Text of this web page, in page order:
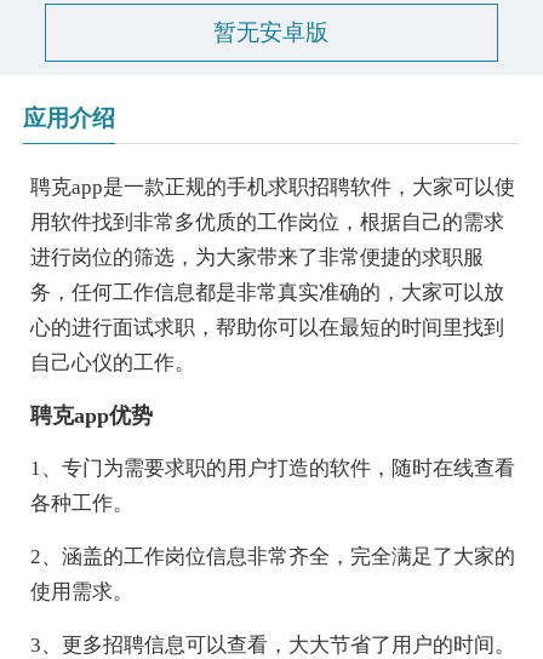
暂无安卓版
应用介绍
聘克app是一款正规的手机求职招聘软件，大家可以使
用软件找到非常多优质的工作岗位，根据自己的需求
进行岗位的筛选，为大家带来了非常便捷的求职服
务，任何工作信息都是非常真实准确的，大家可以放
心的进行面试求职，帮助你可以在最短的时间里找到
自己心仪的工作。
聘克app优势
1、专门为需要求职的用户打造的软件，随时在线查看
各种工作。
2、涵盖的工作岗位信息非常齐全，完全满足了大家的
使用需求。
3、更多招聘信息可以查看，大大节省了用户的时间。